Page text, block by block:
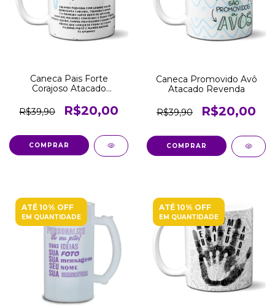
Caneca Pais Forte
Corajoso Atacado
R$39,90
R$20,00
COMPRAR
Caneca Promovido Avô
Atacado Revenda
R$39,90 R$20,00
COMPRAR
ATÉ 10% OFF
EM QUANTIDADE
ATÉ 10% OFF
EM QUANTIDADE